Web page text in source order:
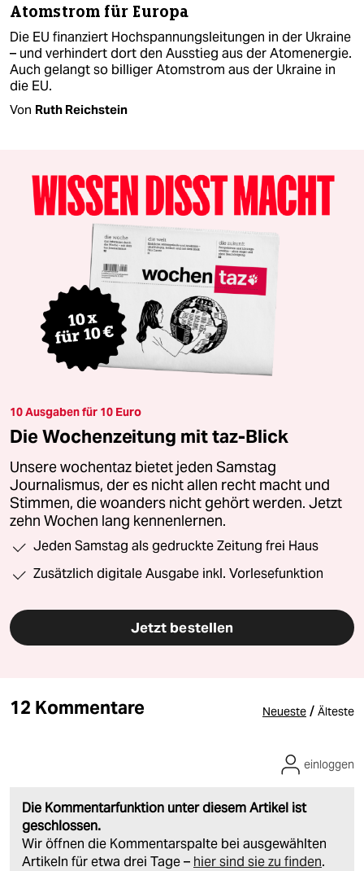
Atomstrom für Europa
Die EU finanziert Hochspannungsleitungen in der Ukraine
– und verhindert dort den Ausstieg aus der Atomenergie.
Auch gelangt so billiger Atomstrom aus der Ukraine in
die EU.
Von Ruth Reichstein
10 Ausgaben für 10 Euro
Die Wochenzeitung mit taz-Blick
Unsere wochentaz bietet jeden Samstag
Journalismus, der es nicht allen recht macht und
Stimmen, die woanders nicht gehört werden. Jetzt
zehn Wochen lang kennenlernen.
Jeden Samstag als gedruckte Zeitung frei Haus
Zusätzlich digitale Ausgabe inkl. Vorlesefunktion
Jetzt bestellen
12 Kommentare Neueste / Älteste
Die Kommentarfunktion unter diesem Artikel ist
geschlossen.
Wir öffnen die Kommentarspalte bei ausgewählten
Artikeln für etwa drei Tage – hier sind sie zu finden.
einloggen